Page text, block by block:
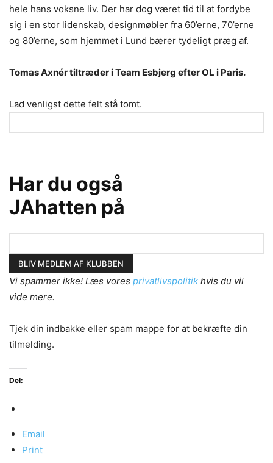
hele hans voksne liv. Der har dog været tid til at fordybe
sig i en stor lidenskab, designmøbler fra 60’erne, 70’erne
og 80’erne, som hjemmet i Lund bærer tydeligt præg af.
Tomas Axnér tiltræder i Team Esbjerg efter OL i Paris.
Lad venligst dette felt stå tomt.
Har du også
JAhatten på
Vi spammer ikke! Læs vores privatlivspolitik hvis du vil
vide mere.
Tjek din indbakke eller spam mappe for at bekræfte din
tilmelding.
Del:
Email
Print